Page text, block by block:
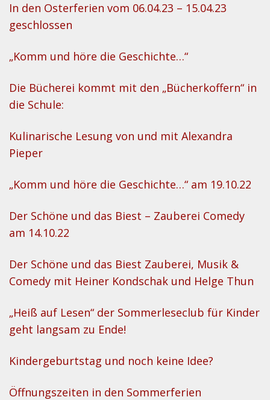
In den Osterferien vom 06.04.23 – 15.04.23
geschlossen
„Komm und höre die Geschichte…“
Die Bücherei kommt mit den „Bücherkoffern“ in
die Schule:
Kulinarische Lesung von und mit Alexandra
Pieper
„Komm und höre die Geschichte…“ am 19.10.22
Der Schöne und das Biest – Zauberei Comedy
am 14.10.22
Der Schöne und das Biest Zauberei, Musik &
Comedy mit Heiner Kondschak und Helge Thun
„Heiß auf Lesen“ der Sommerleseclub für Kinder
geht langsam zu Ende!
Kindergeburtstag und noch keine Idee?
Öffnungszeiten in den Sommerferien